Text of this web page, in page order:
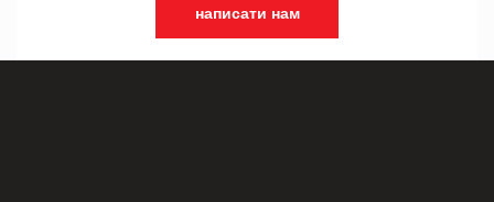
написати нам